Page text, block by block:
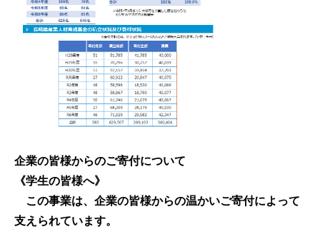
企業の皆様からのご寄付について
《学生の皆様へ》
この事業は、企業の皆様からの温かいご寄付によって
支えられています。